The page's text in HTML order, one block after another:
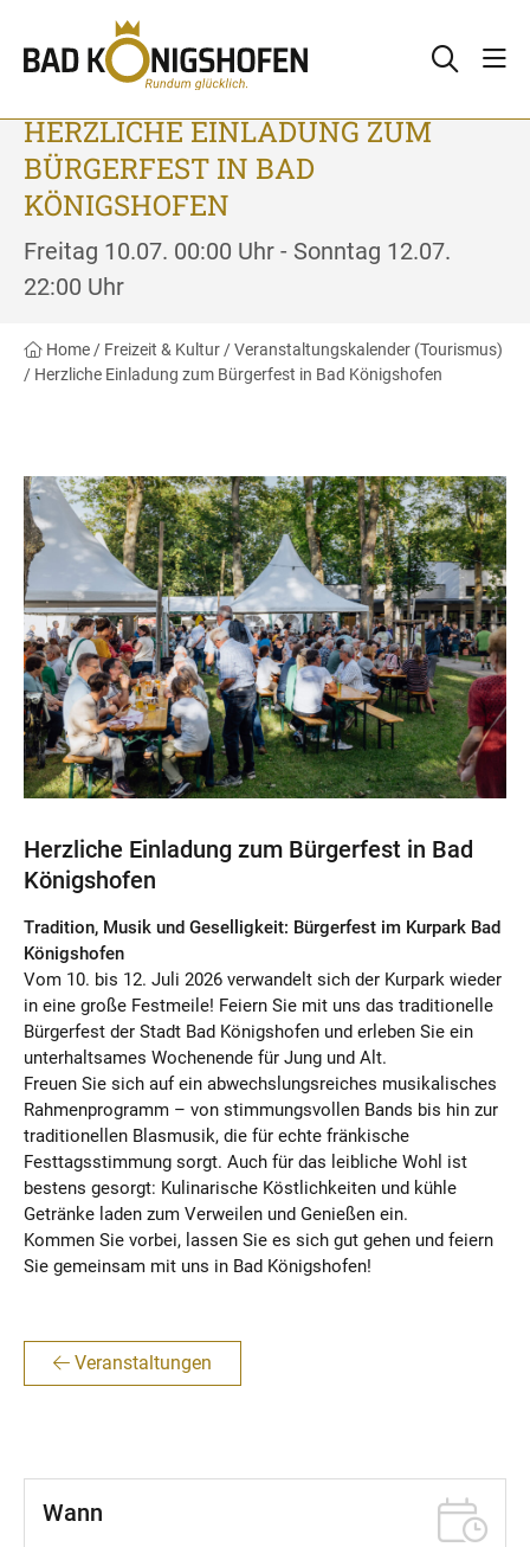
HERZLICHE EINLADUNG ZUM
BÜRGERFEST IN BAD
KÖNIGSHOFEN
Freitag 10.07. 00:00 Uhr - Sonntag 12.07.
22:00 Uhr
Home / Freizeit & Kultur /Veranstaltungskalender (Tourismus)
/ Herzliche Einladung zum Bürgerfest in Bad Königshofen
Herzliche Einladung zum Bürgerfest in Bad
Königshofen
Tradition, Musik und Geselligkeit: Bürgerfest im Kurpark Bad
Königshofen
Vom 10. bis 12. Juli 2026 verwandelt sich der Kurpark wieder
in eine große Festmeile! Feiern Sie mit uns das traditionelle
Bürgerfest der Stadt Bad Königshofen und erleben Sie ein
unterhaltsames Wochenende für Jung und Alt.
Freuen Sie sich auf ein abwechslungsreiches musikalisches
Rahmenprogramm – von stimmungsvollen Bands bis hin zur
traditionellen Blasmusik, die für echte fränkische
Festtagsstimmung sorgt. Auch für das leibliche Wohl ist
bestens gesorgt: Kulinarische Köstlichkeiten und kühle
Getränke laden zum Verweilen und Genießen ein.
Kommen Sie vorbei, lassen Sie es sich gut gehen und feiern
Sie gemeinsam mit uns in Bad Königshofen!
Veranstaltungen
Wann